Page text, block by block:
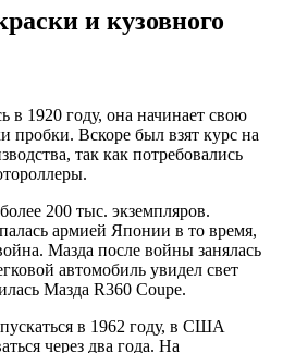
и кузовного
в 1920 году, она начинает свою
пробки. Вскоре был взят курс на
так как потребовались
200 тыс. экземпляров.
армией Японии в то время,
Мазда после войны занялась
автомобиль увидел свет
Мазда R360 Coupe.
в 1962 году, в США
через два года. На